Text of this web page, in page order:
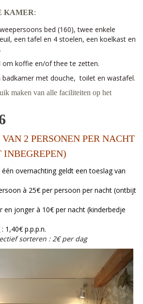
KAMER:
bed (160), twee enkele
een tafel en 4 stoelen, een koelkast en
om koffie en/of thee te zetten.
badkamer met douche, toilet en wastafel.
maken van alle faciliteiten op het
VAN 2 PERSONEN PER NACHT
INBEGREPEN)
overnachting geldt een toeslag van
à 25€ per persoon per nacht (ontbijt
en jonger à 10€ per nacht (kinderbedje
1,40€ p.p.p.n.
sorteren : 2€ per dag